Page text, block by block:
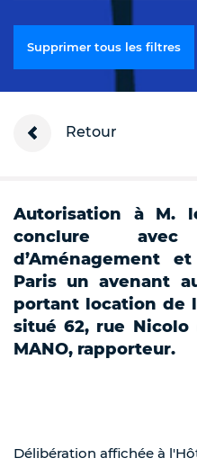
Supprimer tous les filtres
Retour
Autorisation à M.
conclure
d’Aménagement
Paris un avenant
portant location de
situé 62, rue Nicolo
MANO, rapporteur.
Délibération affichée à